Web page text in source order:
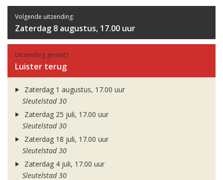
Volgende uitzending:
Zaterdag 8 augustus, 17.00 uur
Uitzending gemist?
Luister terug
Zaterdag 1 augustus, 17.00 uur
Sleutelstad 30
Zaterdag 25 juli, 17.00 uur
Sleutelstad 30
Zaterdag 18 juli, 17.00 uur
Sleutelstad 30
Zaterdag 4 juli, 17.00 uur
Sleutelstad 30